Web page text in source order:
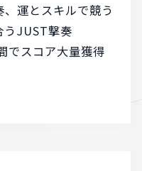
運とスキルで競う
うJUST撃奏
でスコア大量獲得